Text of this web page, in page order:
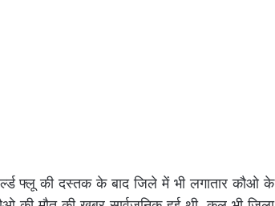
फ्लू की दस्तक के बाद जिले में भी लगातार कौओ के